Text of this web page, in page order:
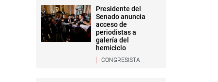
Presidente del
Senado anuncia
acceso de
periodistas a
galería del
hemiciclo
CONGRESISTA